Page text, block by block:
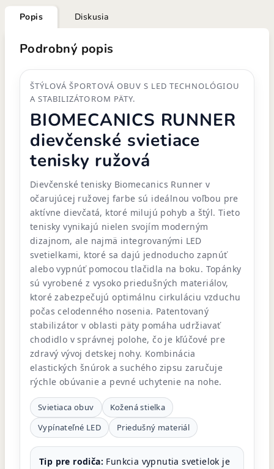
Popis Diskusia
Podrobný popis
ŠTÝLOVÁ ŠPORTOVÁ OBUV S LED TECHNOLÓGIOU
A STABILIZÁTOROM PÄTY.
BIOMECANICS RUNNER
dievčenské svietiace
tenisky ružová
Dievčenské tenisky Biomecanics Runner v
očarujúcej ružovej farbe sú ideálnou voľbou pre
aktívne dievčatá, ktoré milujú pohyb a štýl. Tieto
tenisky vynikajú nielen svojím moderným
dizajnom, ale najmä integrovanými LED
svetielkami, ktoré sa dajú jednoducho zapnúť
alebo vypnúť pomocou tlačidla na boku. Topánky
sú vyrobené z vysoko priedušných materiálov,
ktoré zabezpečujú optimálnu cirkuláciu vzduchu
počas celodenného nosenia. Patentovaný
stabilizátor v oblasti päty pomáha udržiavať
chodidlo v správnej polohe, čo je kľúčové pre
zdravý vývoj detskej nohy. Kombinácia
elastických šnúrok a suchého zipsu zaručuje
rýchle obúvanie a pevné uchytenie na nohe.
Svietiaca obuv
Kožená stielka
Vypínateľné LED
Priedušný materiál
Tip pre rodiča: Funkcia vypnutia svetielok je